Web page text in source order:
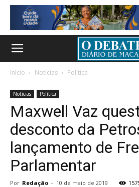
Início Notícias Política
Notícias Política
Maxwell Vaz
desconto da
lançamento de
Parlamentar
Por Redação - 10 de maio de 2019